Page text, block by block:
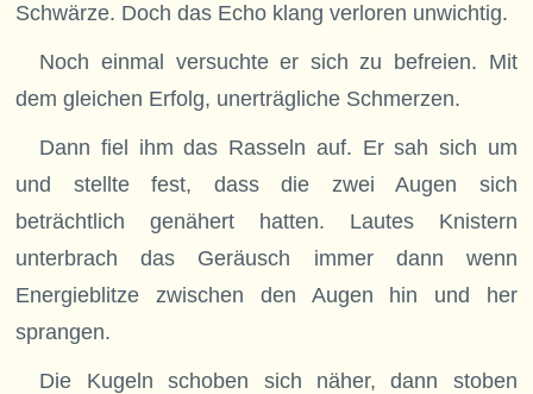
Schwärze. Doch das Echo klang verloren unwichtig.
Noch einmal versuchte er sich zu befreien. Mit
dem gleichen Erfolg, unerträgliche Schmerzen.
Dann fiel ihm das Rasseln auf. Er sah sich um
und stellte fest, dass die zwei Augen sich
beträchtlich genähert hatten. Lautes Knistern
unterbrach das Geräusch immer dann wenn
Energieblitze zwischen den Augen hin und her
sprangen.
Die Kugeln schoben sich näher, dann stoben